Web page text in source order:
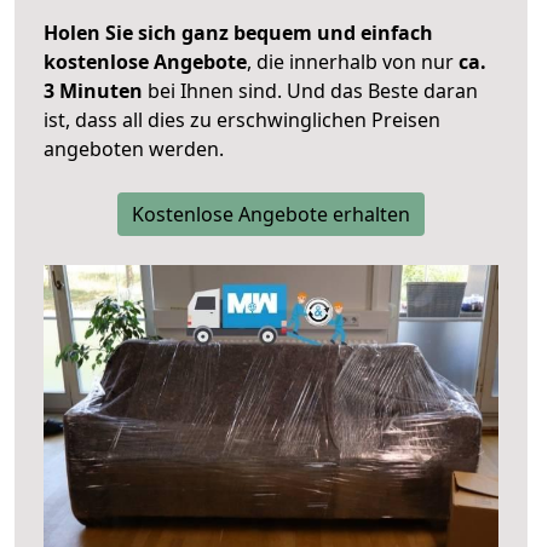
Holen Sie sich ganz bequem und einfach
kostenlose Angebote, die innerhalb von nurca.
3 Minuten bei Ihnen sind. Und das Beste daran
ist, dass all dies zu erschwinglichen Preisen
angeboten werden.
Kostenlose Angebote erhalten